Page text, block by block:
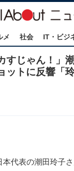
メ 社会 IT・ビジ
すじゃん！」
ットに反響「
本代表の潮田玲子